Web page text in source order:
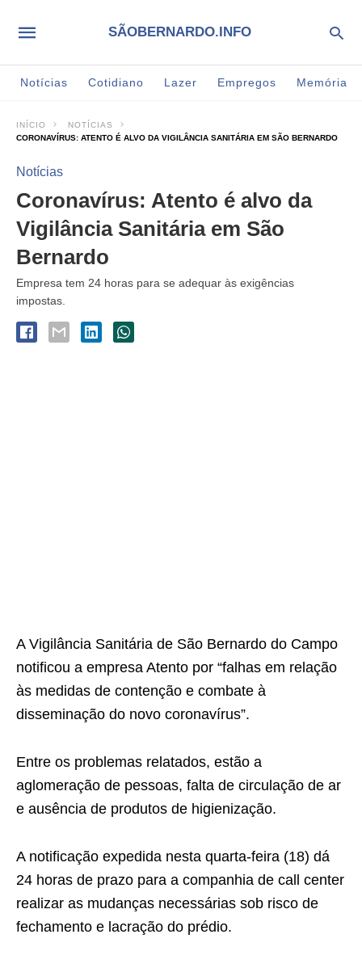
SÃOBERNARDO.INFO
Notícias Cotidiano Lazer Empregos Memória
INÍCIO
NOTÍCIAS
CORONAVÍRUS: ATENTO É ALVO DA VIGILÂNCIA SANITÁRIA EM SÃO BERNARDO
Notícias
Coronavírus: Atento é alvo da
Vigilância Sanitária em São
Bernardo
Empresa tem 24 horas para se adequar às exigências
impostas.
A Vigilância Sanitária de São Bernardo do Campo
notificou a empresa Atento por “falhas em relação
às medidas de contenção e combate à
disseminação do novo coronavírus”.
Entre os problemas relatados, estão a
aglomeração de pessoas, falta de circulação de ar
e ausência de produtos de higienização.
A notificação expedida nesta quarta-feira (18) dá
24 horas de prazo para a companhia de call center
realizar as mudanças necessárias sob risco de
fechamento e lacração do prédio.